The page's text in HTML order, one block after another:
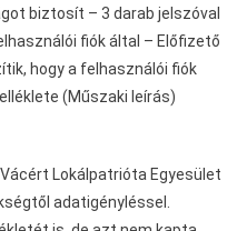
biztosít – 3 darab jelszóval
fiók által – Előfizető
hogy a felhasználói fiók
(Műszaki leírás)
Lokálpatrióta Egyesület
adatigényléssel.